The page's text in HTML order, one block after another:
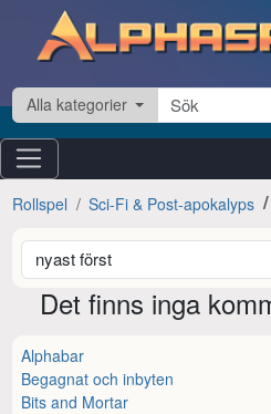
Hoppa till innehåll
Alla kategorier
Rollspel Sci-Fi & Post-apokalyps
Det finns inga
Alphabar
Begagnat och inbyten
Bits and Mortar